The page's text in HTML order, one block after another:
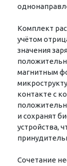
Комплект
учётом
значения
магнитным
контакте с
и сохранят
устройства,
Сочетание